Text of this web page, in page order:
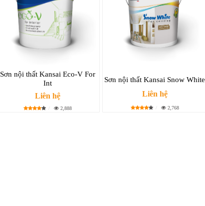
Sơn nội thất Kansai Eco-V For
Int
Liên hệ
2,888
Sơn nội thất Kansai Snow White
Liên hệ
2,768